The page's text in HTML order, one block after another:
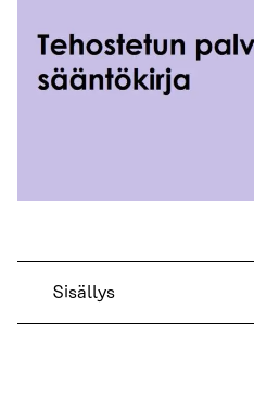
Sisällys